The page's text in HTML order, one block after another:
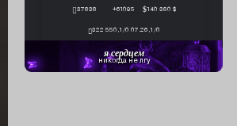
37838 +61095 140 380 $
322 550,1/0 07.26,1/0
я сердцем
никогда не лгу